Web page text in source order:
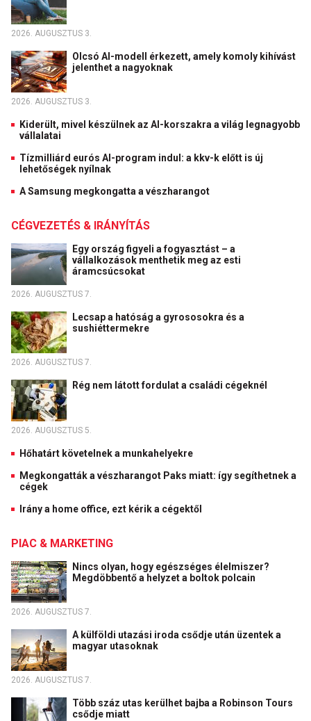
2026. AUGUSZTUS 3.
Olcsó AI-modell érkezett, amely komoly kihívást
jelenthet a nagyoknak
2026. AUGUSZTUS 3.
Kiderült, mivel készülnek az AI-korszakra a világ legnagyobb
vállalatai
Tízmilliárd eurós AI-program indul: a kkv-k előtt is új
lehetőségek nyílnak
A Samsung megkongatta a vészharangot
CÉGVEZETÉS & IRÁNYÍTÁS
Egy ország figyeli a fogyasztást – a
vállalkozások menthetik meg az esti
áramcsúcsokat
2026. AUGUSZTUS 7.
Lecsap a hatóság a gyrososokra és a
sushiéttermekre
2026. AUGUSZTUS 7.
Rég nem látott fordulat a családi cégeknél
2026. AUGUSZTUS 5.
Hőhatárt követelnek a munkahelyekre
Megkongatták a vészharangot Paks miatt: így segíthetnek a
cégek
Irány a home office, ezt kérik a cégektől
PIAC & MARKETING
Nincs olyan, hogy egészséges élelmiszer?
Megdöbbentő a helyzet a boltok polcain
2026. AUGUSZTUS 7.
A külföldi utazási iroda csődje után üzentek a
magyar utasoknak
2026. AUGUSZTUS 7.
Több száz utas kerülhet bajba a Robinson Tours
csődje miatt